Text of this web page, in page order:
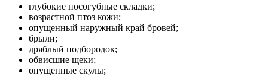
глубокие носогубные складки;
возрастной птоз кожи;
опущенный наружный край бровей;
брыли;
дряблый подбородок;
обвисшие щеки;
опущенные скулы;